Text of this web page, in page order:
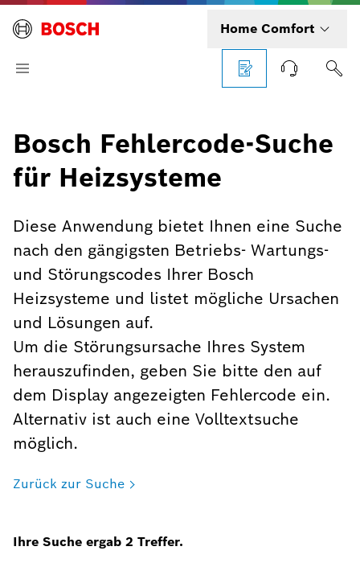
Home Comfort
Bosch Fehlercode-Suche
für Heizsysteme
Diese Anwendung bietet Ihnen eine Suche
nach den gängigsten Betriebs- Wartungs-
und Störungscodes Ihrer Bosch
Heizsysteme und listet mögliche Ursachen
und Lösungen auf.
Um die Störungsursache Ihres System
herauszufinden, geben Sie bitte den auf
dem Display angezeigten Fehlercode ein.
Alternativ ist auch eine Volltextsuche
möglich.
Zurück zur Suche
Ihre Suche ergab 2 Treffer.